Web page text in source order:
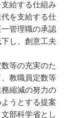
給する仕組み
を支給する仕
管理職の承認
し、創意工夫
等の充実のた
教職員定数等
縮減の努力の
うとする提案
部科学省とし